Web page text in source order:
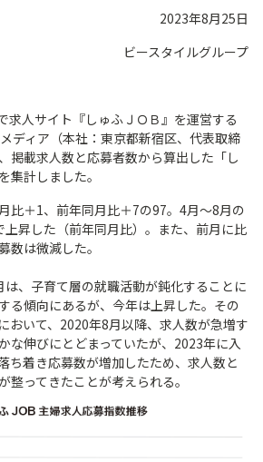
2023年8月25日
ビースタイルグループ
求人サイト『しゅふＪＯＢ』を運営する
ディア（本社：東京都新宿区、代表取締
掲載求人数と応募者数から算出した「し
集計しました。
比＋1、前年同月比＋7の97。4月～8月の
昇した（前年同月比）。また、前月に比
数は微減した。
、子育て層の就職活動が鈍化することに
る傾向にあるが、今年は上昇した。その
おいて、2020年8月以降、求人数が急増す
な伸びにとどまっていたが、2023年に入
ち着き応募数が増加したため、求人数と
整ってきたことが考えられる。